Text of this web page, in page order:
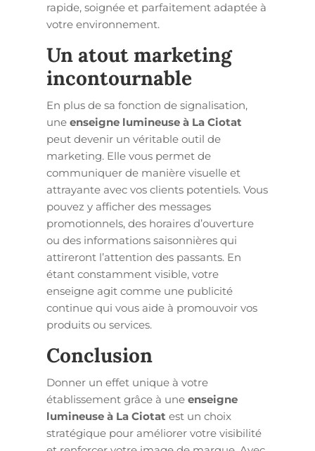
rapide, soignée et parfaitement adaptée à
votre environnement.
Un atout marketing
incontournable
En plus de sa fonction de signalisation,
uneenseigne lumineuse à La Ciotat
peut devenir un véritable outil de
marketing. Elle vous permet de
communiquer de manière visuelle et
attrayante avec vos clients potentiels. Vous
pouvez y afficher des messages
promotionnels, des horaires d’ouverture
ou des informations saisonnières qui
attireront l’attention des passants. En
étant constamment visible, votre
enseigne agit comme une publicité
continue qui vous aide à promouvoir vos
produits ou services.
Conclusion
Donner un effet unique à votre
établissement grâce à uneenseigne
lumineuse à La Ciotat est un choix
stratégique pour améliorer votre visibilité